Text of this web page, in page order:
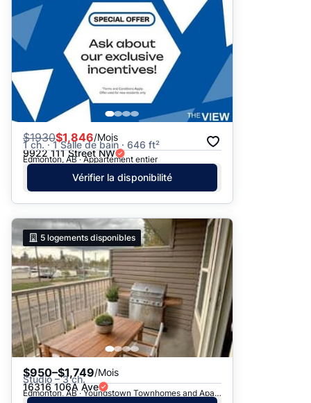
$1930$1,846/Mois
1 ch. · 1 Salle de bain · 646 ft²
9922 111 Street NW
Edmonton, AB · Appartement entier
Vérifier la disponibilité
5 logements disponibles
$950–$1,749/Mois
Studio – 3 ch.
16316 106A Ave
Edmonton, AB · Youngstown Townhomes and Apartments